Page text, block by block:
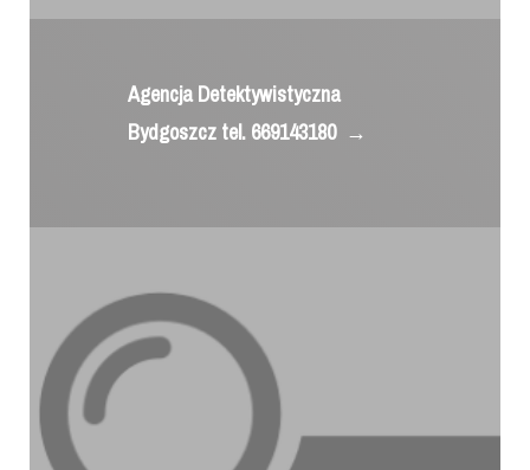
Agencja Detektywistyczna
Bydgoszcz tel. 669143180 →